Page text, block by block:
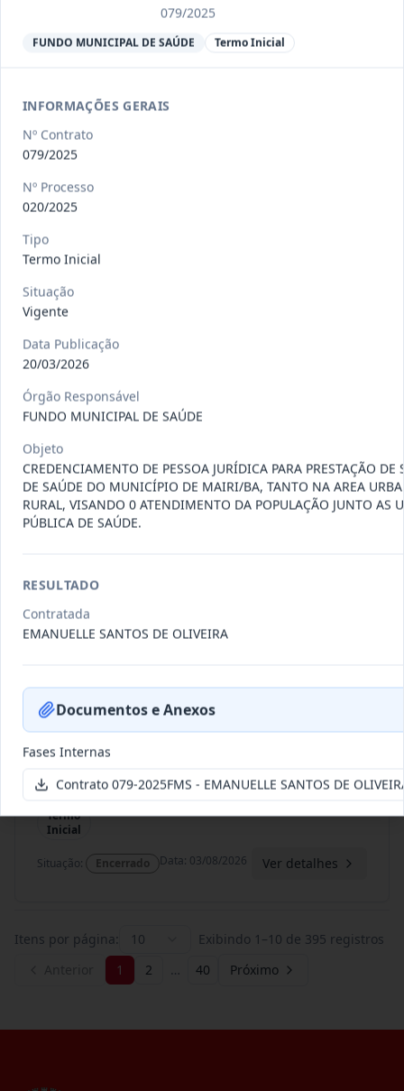
Termo
contrato a contratação de emp
Situação
012-
2023
Termo
Inicial
para apresentação musi
011-
Termo
Inicial
Contratação de empresa especializada
Situação: Encerrado Data:04/08/2026 Ver detalhes
010-
2023
Termo
Constitui o objeto do presente
Situação: Encerrado Data:03/08/2026 Ver detalhes
2023
Termo
Inicial
prestação de serviços de...
Situação: Encerrado Data: 03/08/2026 Ver detalhes
Itens por página: 10 Exibindo 1 –10 de 395 registros
1 2 … 40 Próximo
079/2025
FUNDO MUNICIPAL DE SAÚDE Termo Inicial
INFORMAÇÕES GERAIS
Nº Contrato
079/2025
Nº Processo
020/2025
Tipo
Termo Inicial
Situação
Vigente
Data Publicação
20/03/2026
Órgão Responsável
FUNDO MUNICIPAL DE SAÚDE
Objeto
CREDENCIAMENTO DE PESSOA JURÍDICA PARA PRESTAÇÃO DE
DE SAÚDE DO MUNICÍPIO DE MAIRI/BA, TANTO NA AREA
RURAL, VISANDO 0 ATENDIMENTO DA POPULAÇÃO JUNTO AS
PÚBLICA DE SAÚDE.
RESULTADO
Contratada
EMANUELLE SANTOS DE OLIVEIRA
Documentos e Anexos
Fases Internas
Contrato 079-2025FMS - EMANUELLE SANTOS DE